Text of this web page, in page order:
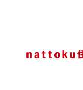
2030年の省
快適な室内